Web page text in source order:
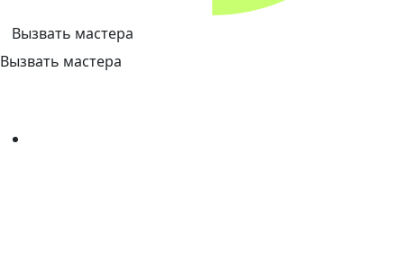
Вызвать мастера
Вызвать мастера